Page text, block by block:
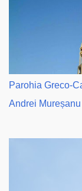
Parohia Greco-
Andrei